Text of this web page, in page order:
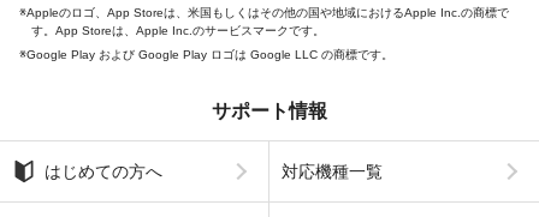
Appleのロゴ、App Storeは、米国もしくはその他の国や地域におけるApple Inc.の商標で
す。App Storeは、Apple Inc.のサービスマークです。
Google Play および Google Play ロゴは Google LLC の商標です。
サポート情報
はじめての方へ 対応機種一覧